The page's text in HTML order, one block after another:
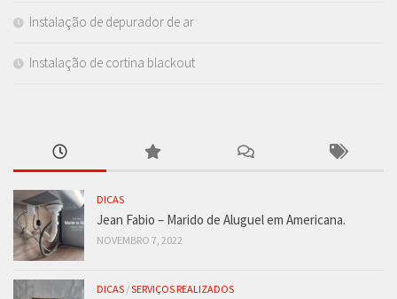
Instalação de depurador de ar
Instalação de cortina blackout
DICAS
Jean Fabio – Marido de Aluguel em Americana.
NOVEMBRO 7, 2022
DICAS /SERVIÇOS REALIZADOS